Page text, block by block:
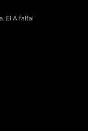
El Alfalfal